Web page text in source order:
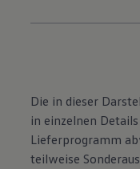
Die in dieser
in einzelnen
Lieferprogramm
teilweise